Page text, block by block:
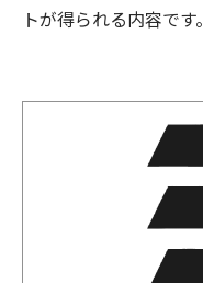
トが得られる内容です。